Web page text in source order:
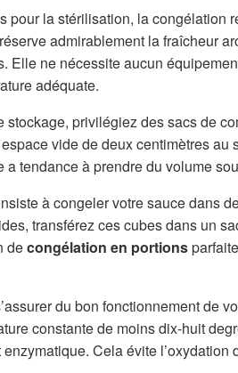
pour la stérilisation, la congélation
admirablement la fraîcheur
Elle ne nécessite aucun
adéquate.
stockage, privilégiez des sacs de
vide de deux centimètres
a tendance à prendre du volume
à congeler votre sauce dans
transférez ces cubes dans un
decongélation en portions
du bon fonctionnement de
constante de moins dix-huit
Cela évite